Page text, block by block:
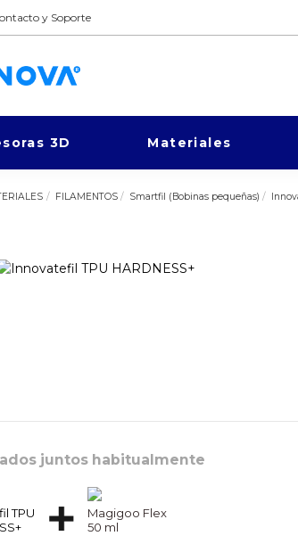
y Soporte
3D Materiales
FILAMENTOS Smartfil (Bobinas pequeñas)
juntos habitualmente
TPU
Magigoo Flex
50 ml